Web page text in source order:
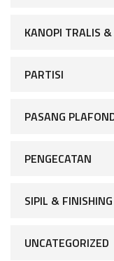
KANOPI TRALIS
PARTISI
PASANG
PENGECATAN
SIPIL & FINISHING
UNCATEGORIZED